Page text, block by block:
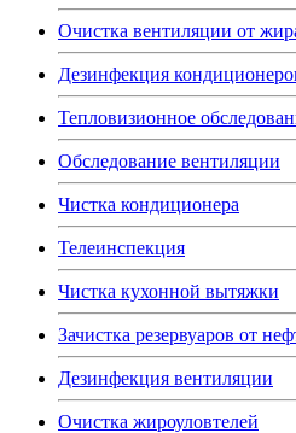
Очистка вентиляции от
Дезинфекция
Тепловизионное
Обследование вентиляции
Чистка кондиционера
Телеинспекция
Чистка кухонной вытяжки
Зачистка резервуаров от
Дезинфекция вентиляции
Очистка жироуловтелей